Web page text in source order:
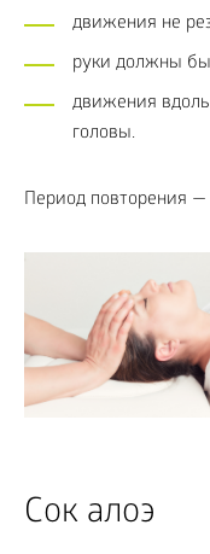
движения не
руки должны
движения
головы.
Период повторения —
Сок алоэ